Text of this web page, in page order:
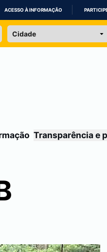
ACESSO À INFORMAÇÃO
Transparência e